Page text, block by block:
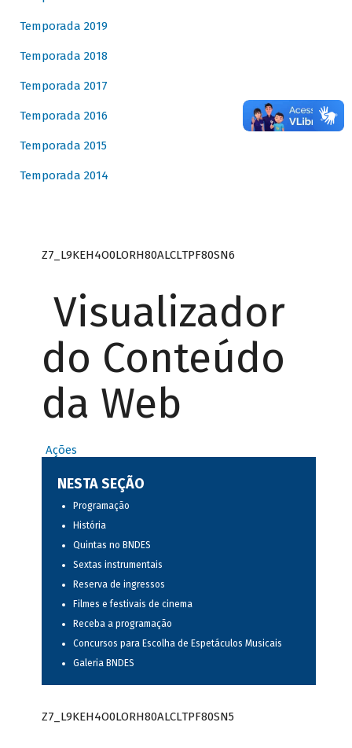
Temporada 2019
Temporada 2018
Temporada 2017
Temporada 2016
Temporada 2015
Temporada 2014
Z7_L9KEH4O0LORH80ALCLTPF80SN6
Visualizador
do Conteúdo
da Web
Ações
NESTA SEÇÃO
Programação
História
Quintas no BNDES
Sextas instrumentais
Reserva de ingressos
Filmes e festivais de cinema
Receba a programação
Concursos para Escolha de Espetáculos Musicais
Galeria BNDES
Z7_L9KEH4O0LORH80ALCLTPF80SN5